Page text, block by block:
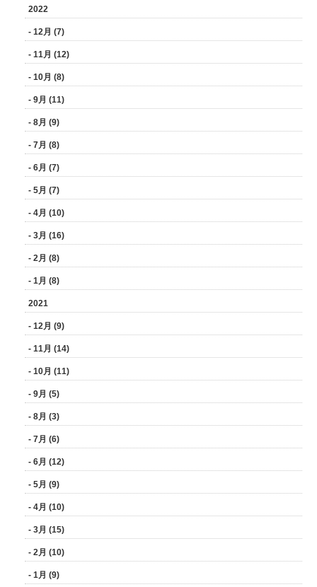
2022
- 12月 (7)
- 11月 (12)
- 10月 (8)
- 9月 (11)
- 8月 (9)
- 7月 (8)
- 6月 (7)
- 5月 (7)
- 4月 (10)
- 3月 (16)
- 2月 (8)
- 1月 (8)
2021
- 12月 (9)
- 11月 (14)
- 10月 (11)
- 9月 (5)
- 8月 (3)
- 7月 (6)
- 6月 (12)
- 5月 (9)
- 4月 (10)
- 3月 (15)
- 2月 (10)
- 1月 (9)